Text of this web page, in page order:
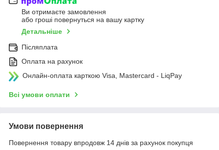
Ви отримаєте замовлення
або гроші повернуться на вашу картку
Детальніше
Післяплата
Оплата на рахунок
Онлайн-оплата карткою Visa, Mastercard - LiqPay
Всі умови оплати
Умови повернення
Повернення товару впродовж 14 днів за рахунок покупця